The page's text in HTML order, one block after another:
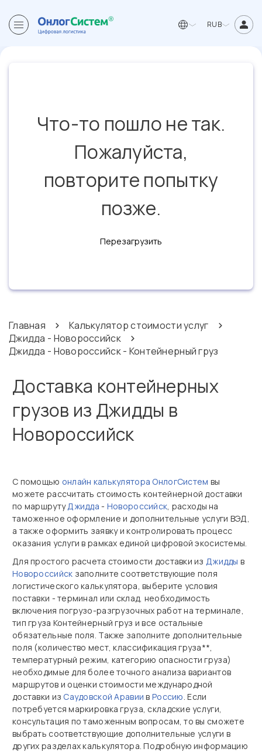
RUB
Что-то пошло не так.
Пожалуйста,
повторите попытку
позже.
Перезагрузить
Главная
Калькулятор стоимости услуг
Джидда - Новороссийск
Джидда - Новороссийск - Контейнерный груз
Доставка контейнерных
грузов из Джидды в
Новороссийск
С помощью онлайн калькулятора ОнлогСистем вы
можете рассчитать стоимость контейнерной доставки
по маршрутуДжидда - Новороссийск, расходы на
таможенное оформление и дополнительные услуги ВЭД,
а также оформить заявку и контролировать процесс
оказания услуги в рамках единой цифровой экосистемы.
Для простого расчета стоимости доставки изДжидды в
Новороссийск заполните соответствующие поля
логистического калькулятора, выберите условия
поставки - терминал или склад, необходимость
включения погрузо-разгрузочных работ на терминале,
тип груза Контейнерный груз и все остальные
обязательные поля. Также заполните дополнительные
поля (количество мест, классификация груза**,
температурный режим, категорию опасности груза)
необходимые для более точного анализа вариантов
маршрутов и оценки стоимости международной
доставки из Саудовской Аравии в Россию. Если
потребуется маркировка груза, складские услуги,
консультация по таможенным вопросам, то вы сможете
выбрать соответствующие дополнительные услуги в
других разделах калькулятора. Подробную информацию